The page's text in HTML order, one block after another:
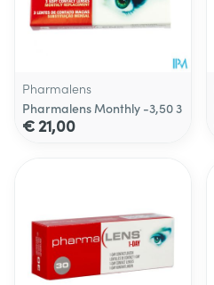
Pharmalens
Pharmalens Monthly -3,50 3
€ 21,00